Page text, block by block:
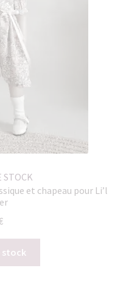
STOCK
et chapeau pour Li’l
stock